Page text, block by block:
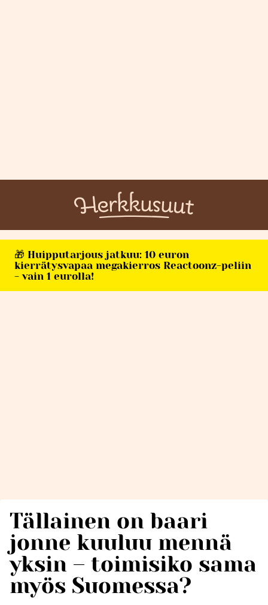
🎁 Huipputarjous jatkuu: 10 euron
kierrätysvapaa megakierros Reactoonz-peliin
- vain 1 eurolla!
Tällainen on baari
jonne kuuluu mennä
yksin – toimisiko sama
myös Suomessa?